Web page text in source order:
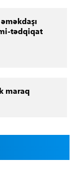
tədqiqat
maraq